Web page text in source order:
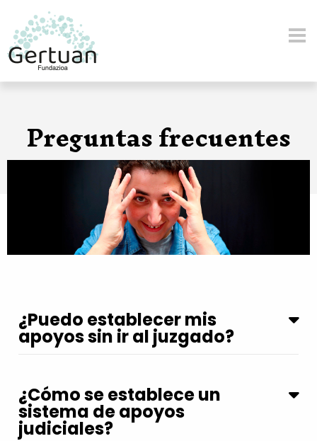
Preguntas frecuentes
¿Puedo establecer mis
apoyos sin ir al juzgado?
¿Cómo se establece un
sistema de apoyos
judiciales?